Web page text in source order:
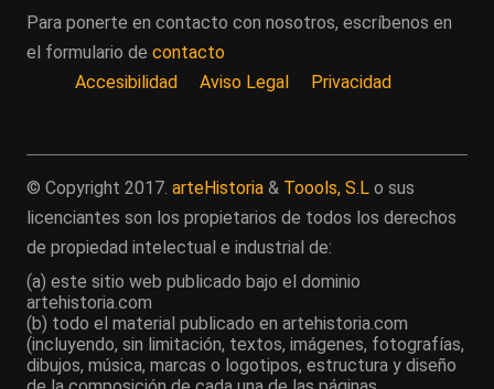
Para ponerte en contacto con nosotros, escríbenos en
el formulario de contacto
Accesibilidad
Aviso Legal Privacidad
© Copyright 2017. arteHistoria & Toools, S.L o sus
licenciantes son los propietarios de todos los derechos
de propiedad intelectual e industrial de:
(a) este sitio web publicado bajo el dominio
artehistoria.com
(b) todo el material publicado en artehistoria.com
(incluyendo, sin limitación, textos, imágenes, fotografías,
dibujos, música, marcas o logotipos, estructura y diseño